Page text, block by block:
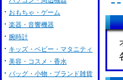
おもちゃ・ゲーム
楽器・音響機器
腕時計
キッズ・ベビー・マタニティ
美容・コスメ・香水
バッグ・小物・ブランド雑貨